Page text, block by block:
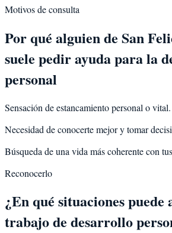
Motivos de consulta
Por qué alguien de San
suele pedir ayuda para la
personal
Sensación de estancamiento personal o vital.
Necesidad de conocerte mejor y tomar
Búsqueda de una vida más coherente con
Reconocerlo
¿En qué situaciones puede
trabajo de desarrollo